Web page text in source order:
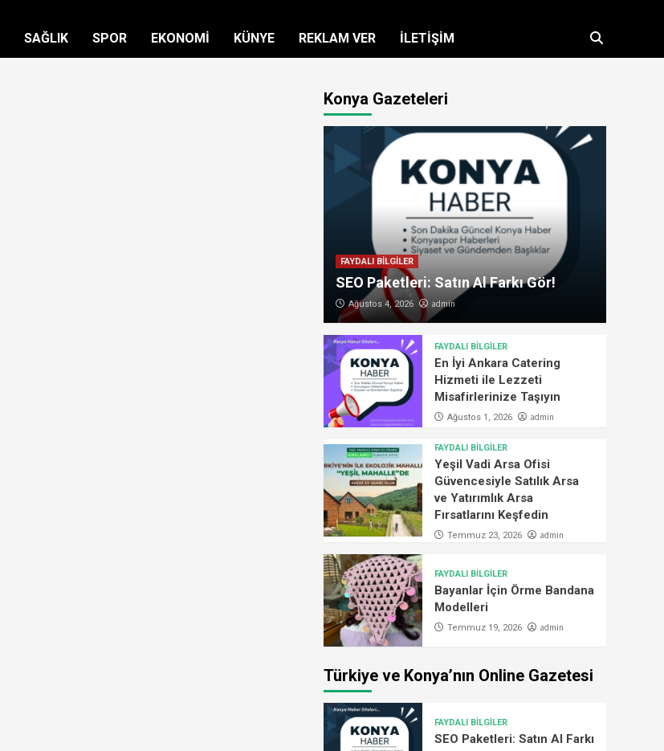
SAĞLIK SPOR EKONOMİ KÜNYE REKLAM VER İLETİŞİM
Konya Gazeteleri
FAYDALI BİLGİLER
SEO Paketleri: Satın Al Farkı Gör!
Ağustos 4, 2026 admin
FAYDALI BİLGİLER
En İyi Ankara Catering
Hizmeti ile Lezzeti
Misafirlerinize Taşıyın
Ağustos 1, 2026 admin
FAYDALI BİLGİLER
Yeşil Vadi Arsa Ofisi
Güvencesiyle Satılık Arsa
ve Yatırımlık Arsa
Fırsatlarını Keşfedin
Temmuz 23, 2026 admin
FAYDALI BİLGİLER
Bayanlar İçin Örme Bandana
Modelleri
Temmuz 19, 2026 admin
Türkiye ve Konya’nın Online Gazetesi
FAYDALI BİLGİLER
SEO Paketleri: Satın Al Farkı